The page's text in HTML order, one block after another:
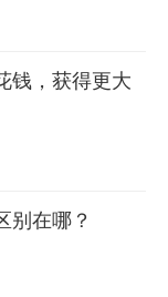
钱，获得更大
别在哪？